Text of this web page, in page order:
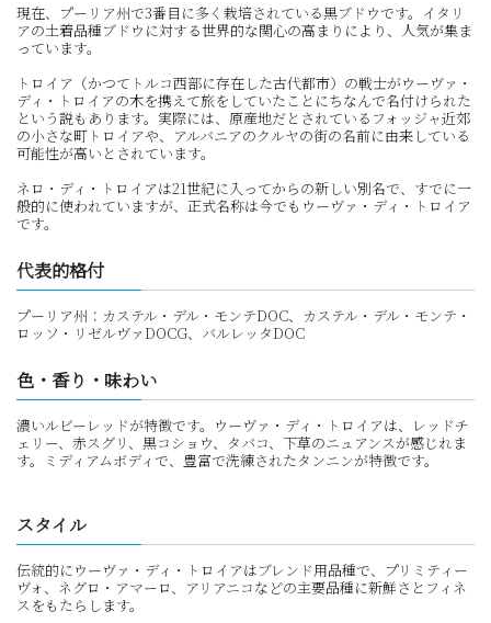
現在、プーリア州で3番目に多く栽培されている黒ブドウです。イタリ
アの土着品種ブドウに対する世界的な関心の高まりにより、人気が集ま
っています。
トロイア（かつてトルコ西部に存在した古代都市）の戦士がウーヴァ・
ディ・トロイアの木を携えて旅をしていたことにちなんで名付けられた
という説もあります。実際には、原産地だとされているフォッジャ近郊
の小さな町トロイアや、アルバニアのクルヤの街の名前に由来している
可能性が高いとされています。
ネロ・ディ・トロイアは21世紀に入ってからの新しい別名で、すでに一
般的に使われていますが、正式名称は今でもウーヴァ・ディ・トロイア
です。
代表的格付
プーリア州：カステル・デル・モンテDOC、カステル・デル・モンテ・
ロッソ・リゼルヴァDOCG、バルレッタDOC
色・香り・味わい
濃いルビーレッドが特徴です。ウーヴァ・ディ・トロイアは、レッドチ
ェリー、赤スグリ、黒コショウ、タバコ、下草のニュアンスが感じれま
す。ミディアムボディで、豊富で洗練されたタンニンが特徴です。
スタイル
伝統的にウーヴァ・ディ・トロイアはブレンド用品種で、プリミティー
ヴォ、ネグロ・アマーロ、アリアニコなどの主要品種に新鮮さとフィネ
スをもたらします。